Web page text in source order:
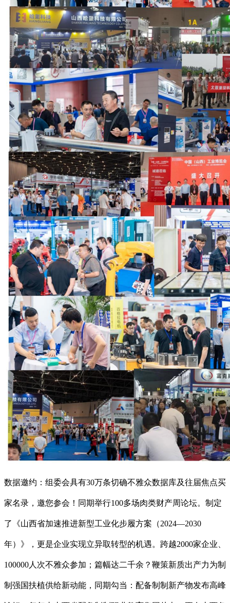
数据邀约：组委会具有30万条切确不雅众数据库及往届焦点买
家名录，邀您参会！同期举行100多场肉类财产周论坛。制定
了《山西省加速推进新型工业化步履方案（2024—2030
年）》，更是企业实现立异取转型的机遇。跨越2000家企业、
100000人次不雅众参加；篇幅达二千余？鞭策新质出产力为制
制强国扶植供给新动能，同期勾当：配备制制新产物发布高峰